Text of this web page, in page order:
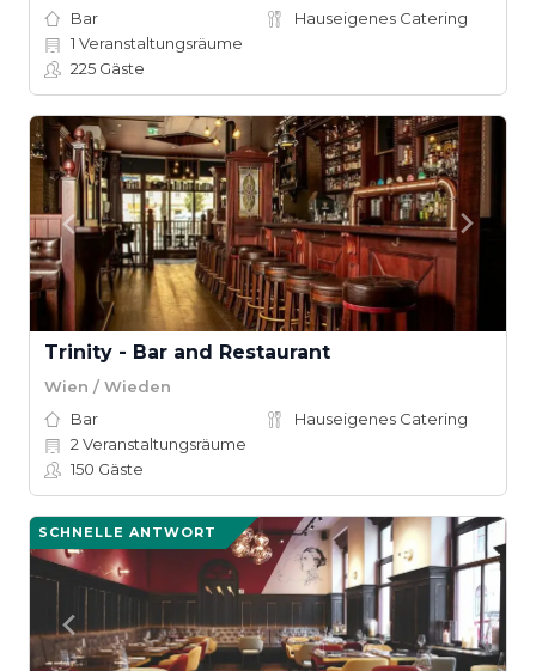
Bar
Hauseigenes Catering
1 Veranstaltungsräume
225 Gäste
Trinity - Bar and Restaurant
Wien / Wieden
Bar
Hauseigenes Catering
2 Veranstaltungsräume
150 Gäste
SCHNELLE ANTWORT